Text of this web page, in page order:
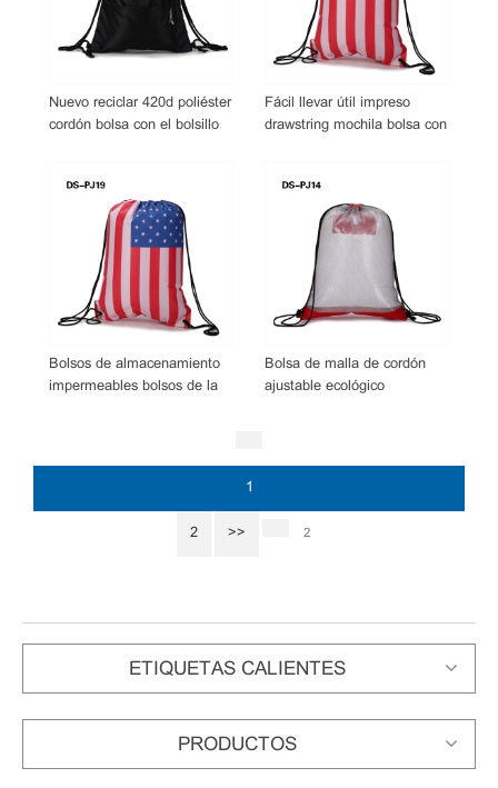
Nuevo reciclar 420d poliéster
cordón bolsa con el bolsillo
Fácil llevar útil impreso
drawstring mochila bolsa con
Bolsos de almacenamiento
impermeables bolsos de la
Bolsa de malla de cordón
ajustable ecológico
1
2 >> 2
ETIQUETAS CALIENTES
PRODUCTOS